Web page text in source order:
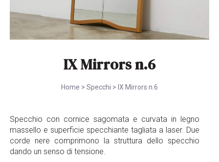
IX Mirrors n.6
Home > Specchi > IX Mirrors n.6
Specchio con cornice sagomata e curvata in legno
massello e superficie specchiante tagliata a laser. Due
corde nere comprimono la struttura dello specchio
dando un senso di tensione.